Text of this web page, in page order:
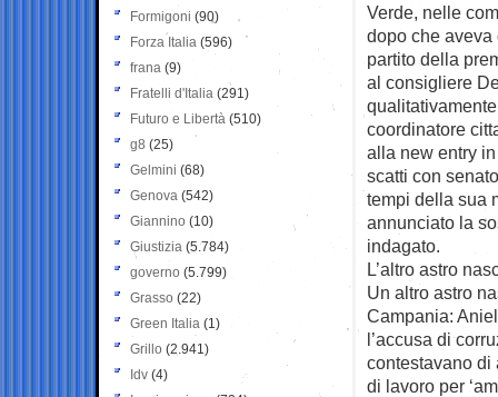
Verde, nelle
dopo che aveva
partito della
al consigliere
coordinatore
alla new entry
scatti con
tempi della sua
annunciato la
indagato.
L’altro astro
Un altro astro
Campania:
l’accusa di
contestavano di
di lavoro per
Formigoni (90)
Forza Italia (596)
frana (9)
Fratelli d'Italia (291)
Futuro e Libertà (510)
g8 (25)
Gelmini (68)
Genova (542)
Giannino (10)
Giustizia (5.784)
governo (5.799)
Grasso (22)
Green Italia (1)
Grillo (2.941)
Idv (4)